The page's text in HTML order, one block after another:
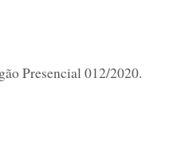
Presencial 012/2020.